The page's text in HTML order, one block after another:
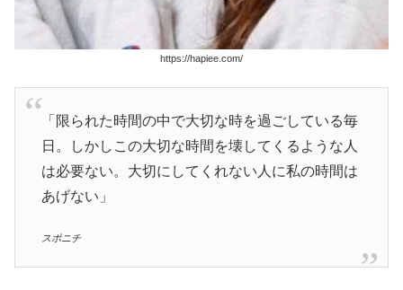
https://hapiee.com/
「限られた時間の中で大切な時を過ごしている毎
日。しかしこの大切な時間を壊してくるような人
は必要ない。大切にしてくれない人に私の時間は
あげない」
スポニチ